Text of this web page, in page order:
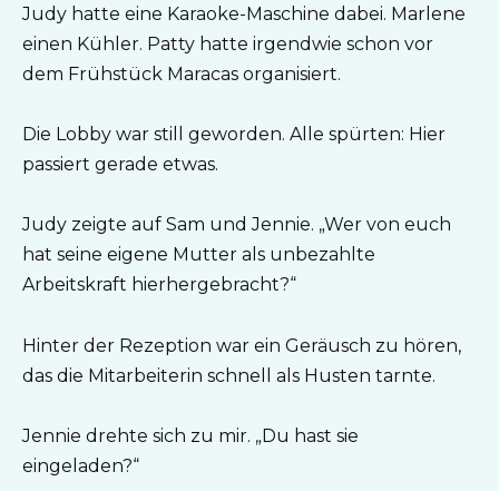
Judy hatte eine Karaoke-Maschine dabei. Marlene
einen Kühler. Patty hatte irgendwie schon vor
dem Frühstück Maracas organisiert.
Die Lobby war still geworden. Alle spürten: Hier
passiert gerade etwas.
Judy zeigte auf Sam und Jennie. „Wer von euch
hat seine eigene Mutter als unbezahlte
Arbeitskraft hierhergebracht?“
Hinter der Rezeption war ein Geräusch zu hören,
das die Mitarbeiterin schnell als Husten tarnte.
Jennie drehte sich zu mir. „Du hast sie
eingeladen?“